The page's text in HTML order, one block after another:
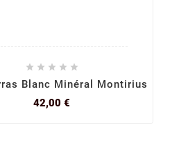
    
Blanc Minéral Montirius
42,00 €